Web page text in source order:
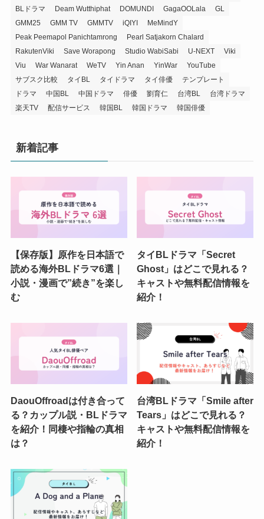
BLドラマ
Deam Wutthiphat DOMUNDI GagaOOLala
GL
GMM25
GMM TV GMMTV iQIYI
MeMindY
Peak Peemapol Panichtamrong
Pearl Satjakorn Chalard
RakutenViki
Save Worapong Studio WabiSabi U-NEXT
Viki
Viu
War Wanarat WeTV Yin Anan YinWar
YouTube
サブスク比較
タイBL タイドラマ タイ俳優
テンプレート
ドラマ
中国BL 中国ドラマ 俳優 劉育仁 台湾BL
台湾ドラマ
楽天TV
配信サービス 韓国BL 韓国ドラマ 韓国俳優
新着記事
【保存版】原作を日本語で
読める海外BLドラマ6選｜
小説・漫画で”続き”を楽し
む
タイBLドラマ「Secret
Ghost」はどこで見れる？
キャストや無料配信情報を
紹介！
DaouOffroadは付き合って
る？カップル説・BLドラマ
を紹介！同棲や指輪の真相
は？
台湾BLドラマ「Smile after
Tears」はどこで見れる？
キャストや無料配信情報を
紹介！